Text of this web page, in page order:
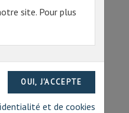
site. Pour plus
et de cookies